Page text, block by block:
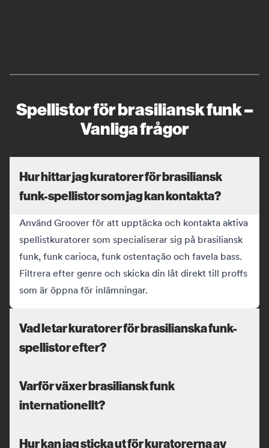
Spellistor för brasiliansk funk –
Vanliga frågor
Hur hittar jag kuratorer för brasiliansk
funk-spellistor som jag kan kontakta?
Använd Groover för att upptäcka och kontakta aktiva
spellistkuratorer som specialiserar sig på brasiliansk
funk, funk carioca, funk ostentação och favela bass.
Filtrera efter genre och skicka din låt direkt till proffs
som är öppna för inlämningar.
Vad letar kuratorer för brasilianska funk-
spellistor efter?
Varför växer brasiliansk funk
internationellt?
Hur kan jag sticka ut för kuratorerna av